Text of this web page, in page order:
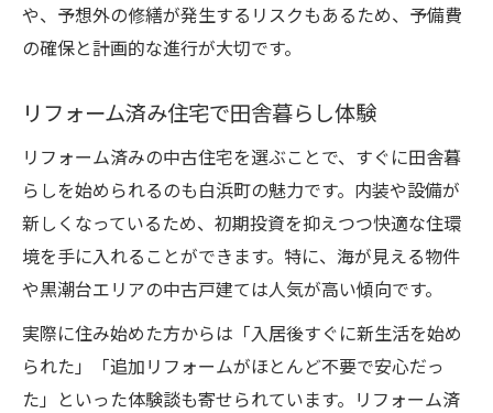
や、予想外の修繕が発生するリスクもあるため、予備費
の確保と計画的な進行が大切です。
リフォーム済み住宅で田舎暮らし体験
リフォーム済みの中古住宅を選ぶことで、すぐに田舎暮
らしを始められるのも白浜町の魅力です。内装や設備が
新しくなっているため、初期投資を抑えつつ快適な住環
境を手に入れることができます。特に、海が見える物件
や黒潮台エリアの中古戸建ては人気が高い傾向です。
実際に住み始めた方からは「入居後すぐに新生活を始め
られた」「追加リフォームがほとんど不要で安心だっ
た」といった体験談も寄せられています。リフォーム済